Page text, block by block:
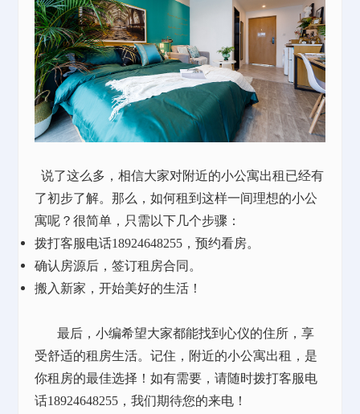
说了这么多，相信大家对附近的小公寓出租已经有
了初步了解。那么，如何租到这样一间理想的小公
寓呢？很简单，只需以下几个步骤：
拨打客服电话18924648255，预约看房。
确认房源后，签订租房合同。
搬入新家，开始美好的生活！
最后，小编希望大家都能找到心仪的住所，享
受舒适的租房生活。记住，附近的小公寓出租，是
你租房的最佳选择！如有需要，请随时拨打客服电
话18924648255，我们期待您的来电！